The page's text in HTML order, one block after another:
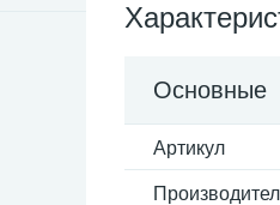
Основные
Артикул